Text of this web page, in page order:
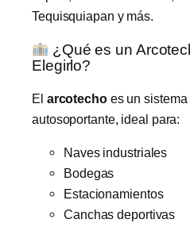
Tequisquiapan y más.
¿Qué es un
Elegirlo?
El arcotechoes un sistema
autosoportante, ideal para:
Naves industriales
Bodegas
Estacionamientos
Canchas deportivas